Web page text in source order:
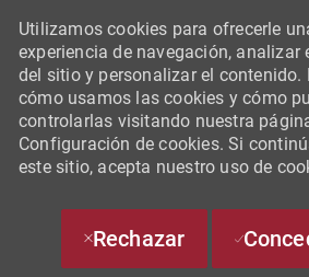
Utilizamos cookies para ofrecerle
experiencia de navegación, analizar
del sitio y personalizar el contenido.
cómo usamos las cookies y cómo
controlarlas visitando nuestra
Configuración de cookies. Si
este sitio, acepta nuestro uso de
Rechazar